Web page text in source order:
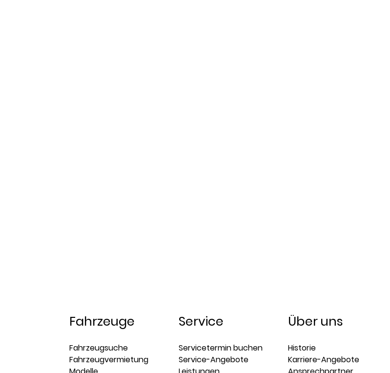
Fahrzeuge
Fahrzeugsuche
Fahrzeugvermietung
Service
Servicetermin buchen
Service-Angebote
Über uns
Historie
Karriere-Angebote